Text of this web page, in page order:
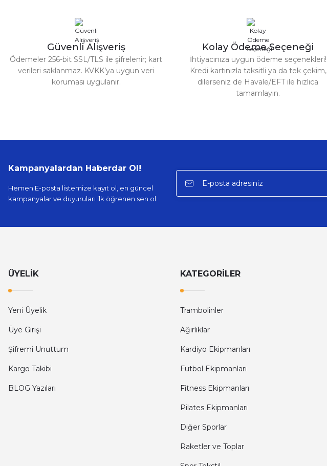
135,00 TL
Güvenli Alışveriş
Ödemeler 256-bit SSL/TLS ile şifrelenir; kart
verileri saklanmaz. KVKK’ya uygun veri
koruması uygulanır.
Kolay Ödeme Seçeneği
İhtiyacınıza uygun ödeme seçenekleri!
Kredi kartınızla taksitli ya da tek çekim,
dilerseniz de Havale/EFT ile hızlıca
tamamlayın.
Kampanyalardan Haberdar Ol!
Hemen E-posta listemize kayıt ol, en güncel
kampanyalar ve duyuruları ilk öğrenen sen ol.
ÜYELİK
Yeni Üyelik
Üye Girişi
Şifremi Unuttum
Kargo Takibi
BLOG Yazıları
KATEGORİLER
Trambolinler
Ağırlıklar
Kardiyo Ekipmanları
Futbol Ekipmanları
Fitness Ekipmanları
Pilates Ekipmanları
Diğer Sporlar
Raketler ve Toplar